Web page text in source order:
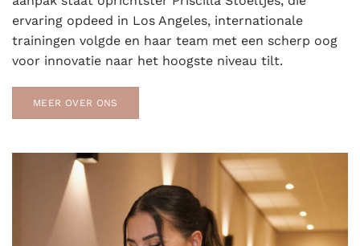
ervaring opdeed in Los Angeles, internationale
trainingen volgde en haar team met een scherp oog
voor innovatie naar het hoogste niveau tilt.
MEER OVER ONS